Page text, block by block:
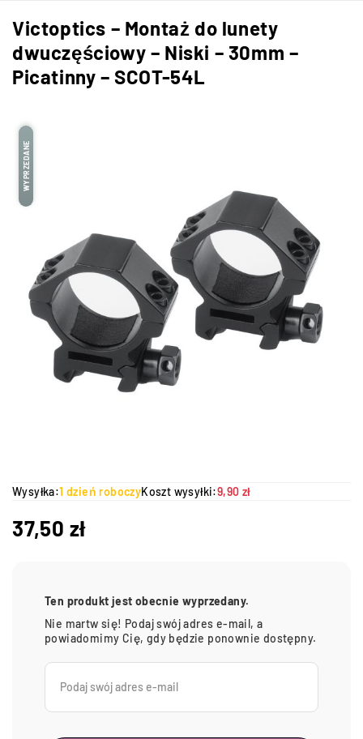
Victoptics – Montaż do lunety
dwuczęściowy – Niski – 30mm –
Picatinny – SCOT-54L
WYPRZEDANE
Wysyłka:1 dzień roboczyKoszt wysyłki:9,90 zł
37,50 zł
Ten produkt jest obecnie wyprzedany.
Nie martw się! Podaj swój adres e-mail, a
powiadomimy Cię, gdy będzie ponownie dostępny.